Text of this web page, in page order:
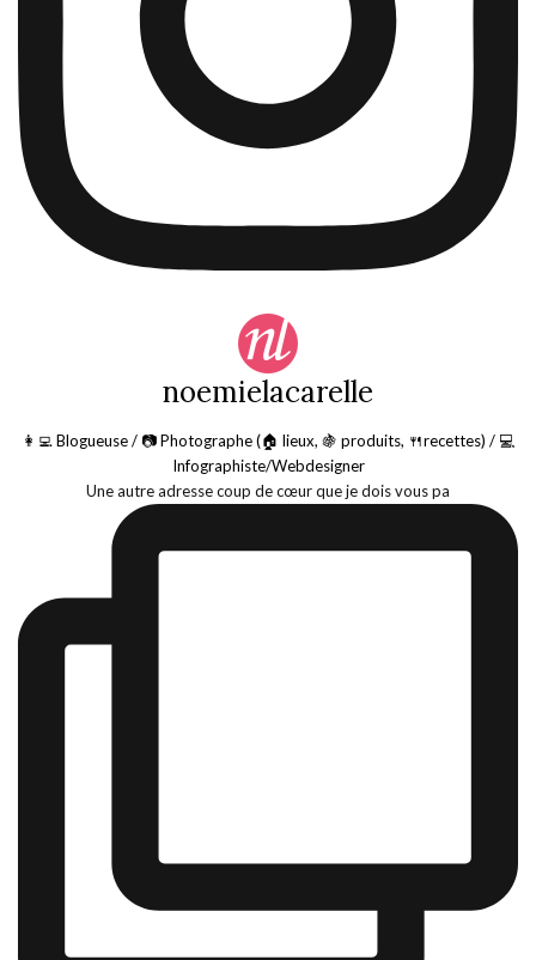
noemielacarelle
👩‍💻 Blogueuse / 📷 Photographe (🏠 lieux, 🍇 produits, 🍴recettes) / 💻
Infographiste/Webdesigner
Une autre adresse coup de cœur que je dois vous pa